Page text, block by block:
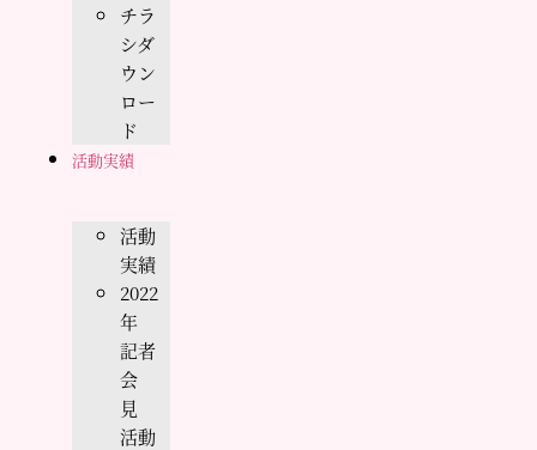
チラ
シダ
ウン
ロー
ド
活動実績
活動
実績
2022
年
記者
会
見
活動